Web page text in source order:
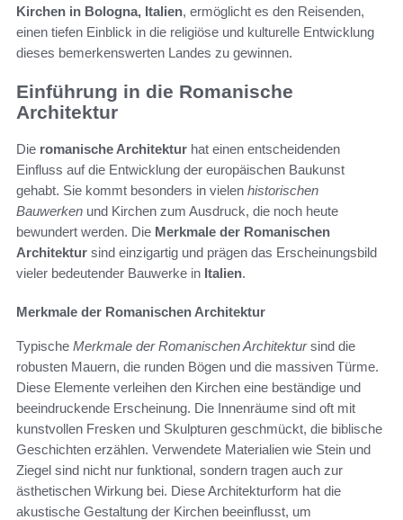
Kirchen in Bologna, Italien, ermöglicht es den Reisenden,
einen tiefen Einblick in die religiöse und kulturelle Entwicklung
dieses bemerkenswerten Landes zu gewinnen.
Einführung in die Romanische
Architektur
Die romanische Architektur hat einen entscheidenden
Einfluss auf die Entwicklung der europäischen Baukunst
gehabt. Sie kommt besonders in vielen historischen
Bauwerken und Kirchen zum Ausdruck, die noch heute
bewundert werden. Die Merkmale der Romanischen
Architektur sind einzigartig und prägen das Erscheinungsbild
vieler bedeutender Bauwerke in Italien.
Merkmale der Romanischen Architektur
Typische Merkmale der Romanischen Architektursind die
robusten Mauern, die runden Bögen und die massiven Türme.
Diese Elemente verleihen den Kirchen eine beständige und
beeindruckende Erscheinung. Die Innenräume sind oft mit
kunstvollen Fresken und Skulpturen geschmückt, die biblische
Geschichten erzählen. Verwendete Materialien wie Stein und
Ziegel sind nicht nur funktional, sondern tragen auch zur
ästhetischen Wirkung bei. Diese Architekturform hat die
akustische Gestaltung der Kirchen beeinflusst, um